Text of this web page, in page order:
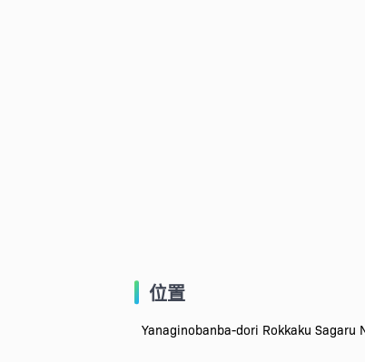
位置
Yanaginobanba-dori Rokkaku Sagaru